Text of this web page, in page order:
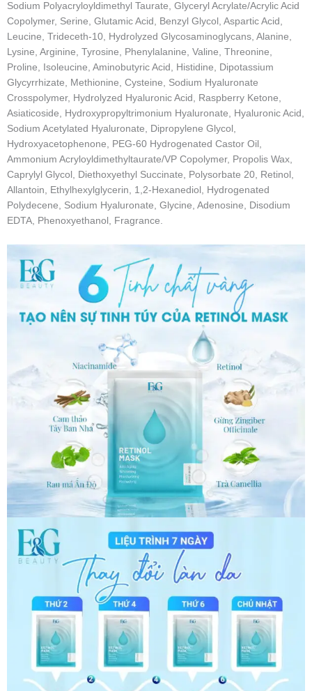
Sodium Polyacryloyldimethyl Taurate, Glyceryl Acrylate/Acrylic Acid
Copolymer, Serine, Glutamic Acid, Benzyl Glycol, Aspartic Acid,
Leucine, Trideceth-10, Hydrolyzed Glycosaminoglycans, Alanine,
Lysine, Arginine, Tyrosine, Phenylalanine, Valine, Threonine,
Proline, Isoleucine, Aminobutyric Acid, Histidine, Dipotassium
Glycyrrhizate, Methionine, Cysteine, Sodium Hyaluronate
Crosspolymer, Hydrolyzed Hyaluronic Acid, Raspberry Ketone,
Asiaticoside, Hydroxypropyltrimonium Hyaluronate, Hyaluronic Acid,
Sodium Acetylated Hyaluronate, Dipropylene Glycol,
Hydroxyacetophenone, PEG-60 Hydrogenated Castor Oil,
Ammonium Acryloyldimethyltaurate/VP Copolymer, Propolis Wax,
Caprylyl Glycol, Diethoxyethyl Succinate, Polysorbate 20, Retinol,
Allantoin, Ethylhexylglycerin, 1,2-Hexanediol, Hydrogenated
Polydecene, Sodium Hyaluronate, Glycine, Adenosine, Disodium
EDTA, Phenoxyethanol, Fragrance.